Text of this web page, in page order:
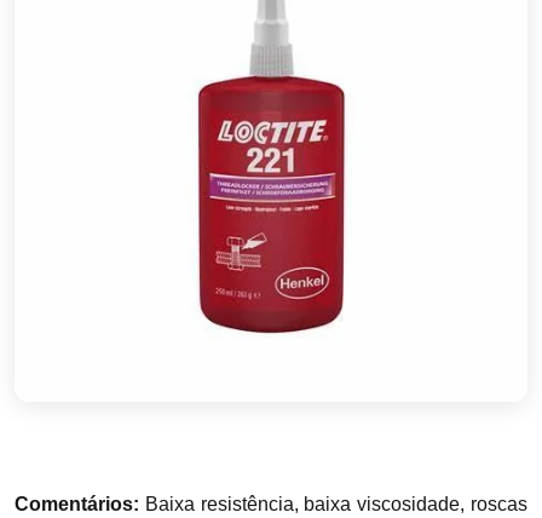
Comentários: Baixa resistência, baixa viscosidade, roscas